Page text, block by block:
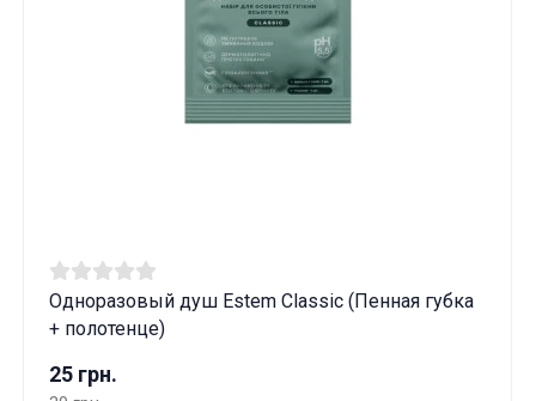
Одноразовый душ Estem Classic (Пенная губка
+ полотенце)
25 грн.